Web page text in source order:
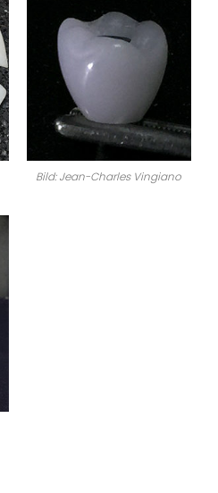
Bild: Jean-Charles Vingiano